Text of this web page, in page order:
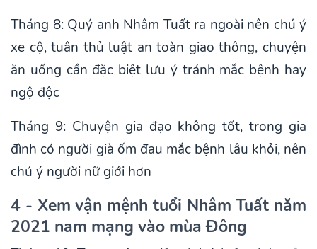
Tháng 8: Quý anh Nhâm Tuất ra ngoài nên chú ý
xe cộ, tuân thủ luật an toàn giao thông, chuyện
ăn uống cần đặc biệt lưu ý tránh mắc bệnh hay
ngộ độc
Tháng 9: Chuyện gia đạo không tốt, trong gia
đình có người già ốm đau mắc bệnh lâu khỏi, nên
chú ý người nữ giới hơn
4 - Xem vận mệnh tuổi Nhâm Tuất năm
2021 nam mạng vào mùa Đông